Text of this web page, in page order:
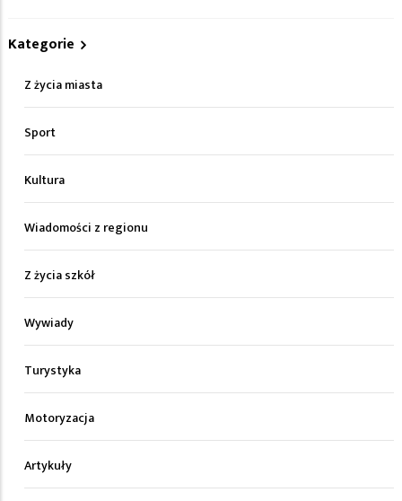
Kategorie
Z życia miasta
Sport
Kultura
Wiadomości z regionu
Z życia szkół
Wywiady
Turystyka
Motoryzacja
Artykuły